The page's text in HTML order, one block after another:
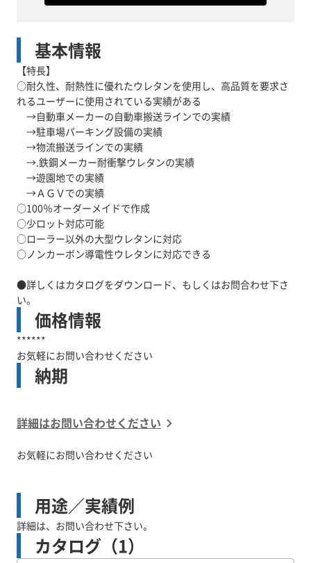
基本情報
【特長】
○耐久性、耐熱性に優れたウレタンを使用し、高品質を要求さ
れるユーザーに使用されている実績がある
→自動車メーカーの自動車搬送ラインでの実績
→駐車場パーキング設備の実績
→物流搬送ラインでの実績
→.鉄鋼メーカー耐衝撃ウレタンの実績
→遊園地での実績
→ＡＧＶでの実績
○100％オーダーメイドで作成
○少ロット対応可能
○ローラー以外の大型ウレタンに対応
○ノンカーボン導電性ウレタンに対応できる
●詳しくはカタログをダウンロード、もしくはお問合わせ下さ
い。
価格情報
******
お気軽にお問い合わせください
納期
詳細はお問い合わせください
お気軽にお問い合わせください
用途／実績例
詳細は、お問い合わせ下さい。
カタログ（1）